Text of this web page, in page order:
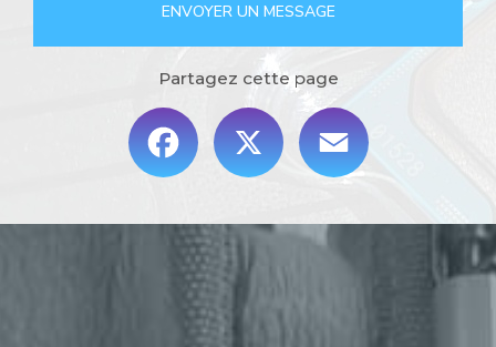
ENVOYER UN MESSAGE
Partagez cette page
Facebook